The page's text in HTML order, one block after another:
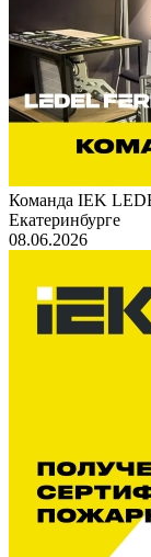
Команда IEK
Екатеринбурге
08.06.2026